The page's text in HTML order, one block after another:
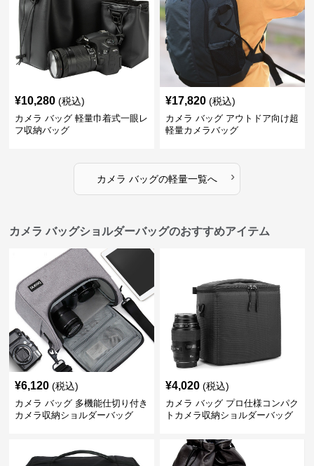
¥10,280 (税込)
カメラ バッグ 軽量巾着式一眼レ
フ収納バッグ
¥17,820 (税込)
カメラ バッグ アウトドア向け超
軽量カメラバッグ
カメラ バッグの軽量一覧へ ›
カメラ バッグショルダーバッグのおすすめアイテム
¥6,120 (税込)
カメラ バッグ 多機能仕切り付き
カメラ収納ショルダーバッグ
¥4,020 (税込)
カメラ バッグ プロ仕様コンパク
トカメラ収納ショルダーバッグ